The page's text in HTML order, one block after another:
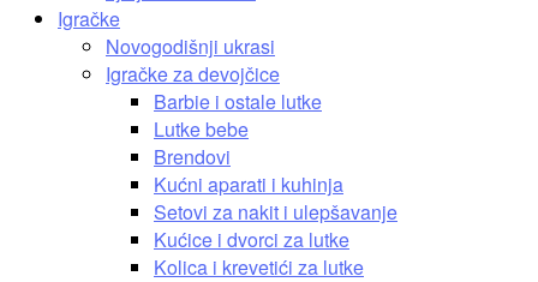
Igračke
Novogodišnji ukrasi
Igračke za devojčice
Barbie i ostale lutke
Lutke bebe
Brendovi
Kućni aparati i kuhinja
Setovi za nakit i ulepšavanje
Kućice i dvorci za lutke
Kolica i krevetići za lutke